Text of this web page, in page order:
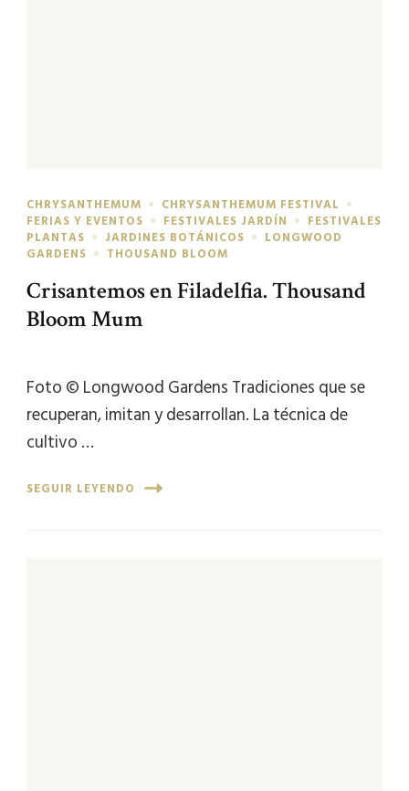
CHRYSANTHEMUM
CHRYSANTHEMUM FESTIVAL
FERIAS Y EVENTOS
FESTIVALES JARDÍN
FESTIVALES
PLANTAS
JARDINES BOTÁNICOS
LONGWOOD
GARDENS
THOUSAND BLOOM
Crisantemos en Filadelfia. Thousand
Bloom Mum
Foto © Longwood Gardens Tradiciones que se
recuperan, imitan y desarrollan. La técnica de
cultivo …
SEGUIR LEYENDO